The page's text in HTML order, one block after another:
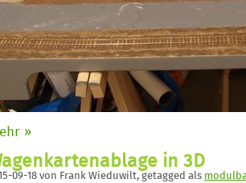
»
in 3D
09-18 von Frank Wieduwilt, getagged als